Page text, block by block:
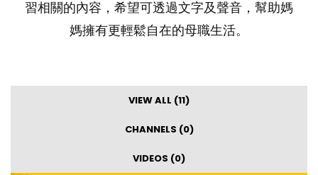
習相關的內容，希望可透過文字及聲音，幫助媽
媽擁有更輕鬆自在的母職生活。
VIEW ALL (11)
CHANNELS (0)
VIDEOS (0)